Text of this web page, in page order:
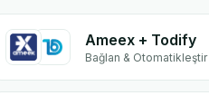
Ameex + Todify
Bağlan & Otomatikleştir